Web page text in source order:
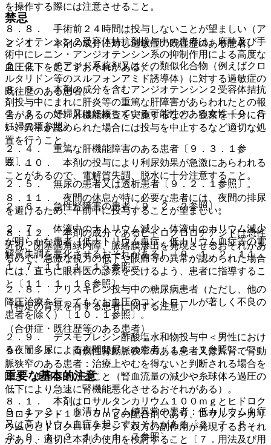
を操作する際には注意させること。
８．８． 手術前２４時間は投与しないことが望ましい（ア
ンジオテンシン２受容体拮抗剤投与中の患者は、麻酔及び手
術中にレニン・アンジオテンシン系の抑制作用による高度な
血圧低下を起こすおそれがある）。
８．９． 本剤の成分を含むアンジオテンシン２受容体拮抗
剤投与中にまれに肝炎等の重篤な肝障害があらわれたとの報
告があるので、肝機能検査を実施するなど、観察を十分に行
い、異常が認められた場合には投与を中止するなど適切な処
置を行うこと。
８．１０． 本剤の投与により利尿効果が急激にあらわれる
ことがあるので、電解質失調、脱水に十分注意すること。
８．１１． 夜間の休息が特に必要な患者には、夜間の排尿
を避けるため、午前中に投与することが望ましい。
８．１２． 本剤の成分であるヒドロクロロチアジドは急性
近視、閉塞隅角緑内障、脈絡膜滲出を発現させるおそれがあ
るので、急激な視力の低下や眼痛等の異常が認められた場合
には、直ちに眼科医の診察を受けるよう、患者に指導するこ
と〔１１．１．１６参照〕。
（特定の背景を有する患者に関する注意）
（合併症・既往歴等のある患者）
９．１．１． 両側性腎動脈狭窄のある患者又は片腎で腎動
脈狭窄のある患者：治療上やむを得ないと判断される場合を
除き、使用は避けること（腎血流量の減少や糸球体ろ過圧の
低下により急速に腎機能悪化させるおそれがある）。
９．１．２． 血清カリウム値異常の患者：低カリウム血症
又は高カリウム血症を起こすおそれがある〔２．７、８．
３、９．１．３、１１．１．７参照〕。
禁忌
２．１． 本剤の成分に対し過敏症の既往歴のある患者。
２．２． チアジド系薬剤又はその類似化合物（例えばクロ
ルタリドン等のスルフォンアミド誘導体）に対する過敏症の
既往歴のある患者。
２．３． 妊婦又は妊娠している可能性のある女性〔９．５
妊婦の項参照〕。
２．４． 重篤な肝機能障害のある患者〔９．３．１参
照〕。
２．５． 無尿の患者又は透析患者〔９．２．１参照〕。
２．６． 急性腎障害の患者〔９．２．２参照〕。
２．７． 体液中のナトリウム減少・体液中のカリウム減少
が明らかな患者［低ナトリウム血症、低カリウム血症等の電
解質失調を悪化させるおそれがある］〔９．１．２、１１．
１．７、１１．１．１５参照〕。
２．８． アリスキレン投与中の糖尿病患者（ただし、他の
降圧治療を行ってもなお血圧のコントロールが著しく不良の
患者を除く）〔１０．１参照〕。
２．９． デスモプレシン酢酸塩水和物投与中＜男性におけ
る夜間多尿による夜間頻尿＞の患者〔１０．１参照〕。
重要な基本的注意
８．１． 本剤はロサルタンカリウム１００ｍｇとヒドロク
ロロチアジド１２．５ｍｇの配合剤であり、ロサルタンカリ
ウムとヒドロクロロチアジド双方の副作用が発現するおそれ
があり、適切に本剤の使用を検討すること〔７．用法及び用